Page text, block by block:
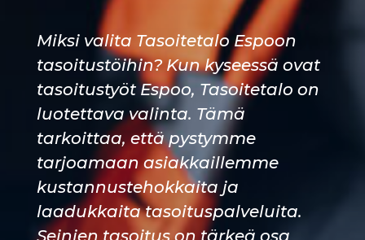
Miksi valita Tasoitetalo Espoon
tasoitustöihin? Kun kyseessä ovat
tasoitustyöt Espoo, Tasoitetalo on
luotettava valinta. Tämä
tarkoittaa, että pystymme
tarjoamaan asiakkaillemme
kustannustehokkaita ja
laadukkaita tasoituspalveluita.
Seinien tasoitus on tärkeä osa